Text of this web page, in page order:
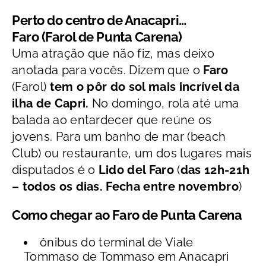
Perto do centro de Anacapri…
Faro (Farol de Punta Carena)
Uma atração que não fiz, mas deixo
anotada para vocês. Dizem que o Faro
(Farol) tem o pôr do sol mais incrível da
ilha de Capri. No domingo, rola até uma
balada ao entardecer que reúne os
jovens. Para um banho de mar (beach
Club) ou restaurante, um dos lugares mais
disputados é o Lido del Faro(das 12h-21h
– todos os dias. Fecha entre novembro)
Como chegar ao Faro de Punta Carena
ônibus do terminal de Viale
Tommaso de Tommaso em Anacapri